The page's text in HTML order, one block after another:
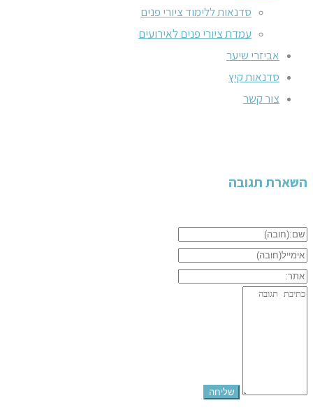
סדנאות ללימוד ציורי פנים
עמדת ציורי פנים לאירועים
אביזרי שיער
סדנאות קיץ
צור קשר
השארת תגובה